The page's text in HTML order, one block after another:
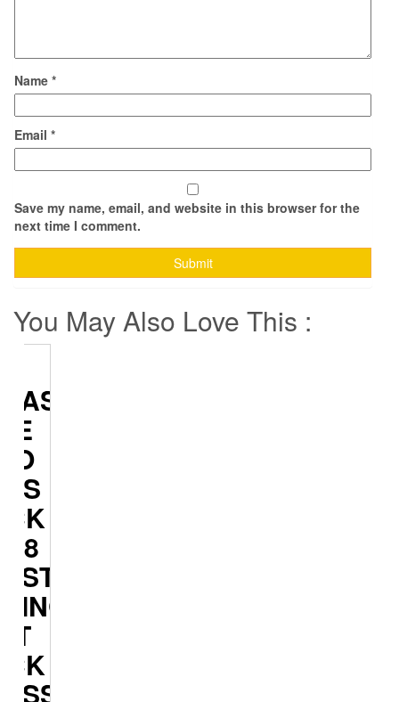
Name *
Email *
Save my name, email, and website in this browser for the
next time I comment.
You May Also Love This :